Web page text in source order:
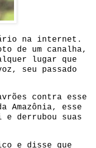
na internet.
de um canalha,
lugar que
seu passado
contra esse
Amazônia, esse
derrubou suas
e disse que